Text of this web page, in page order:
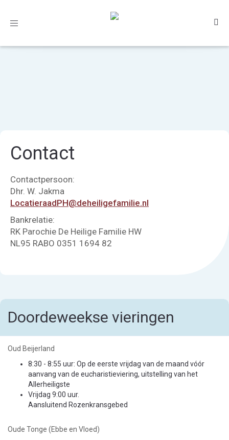
Toggle
Contact
Contactpersoon:
Dhr. W. Jakma
LocatieraadPH@deheiligefamilie.nl
Bankrelatie:
RK Parochie De Heilige Familie HW
NL95 RABO 0351 1694 82
Doordeweekse vieringen
Oud Beijerland
8:30 - 8:55 uur: Op de eerste vrijdag van de maand vóór
aanvang van de eucharistieviering, uitstelling van het
Allerheiligste
Vrijdag 9:00 uur.
Aansluitend Rozenkransgebed
Oude Tonge (Ebbe en Vloed)